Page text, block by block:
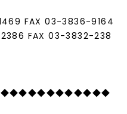
FAX 03-3836-9164
FAX 03-3832-238